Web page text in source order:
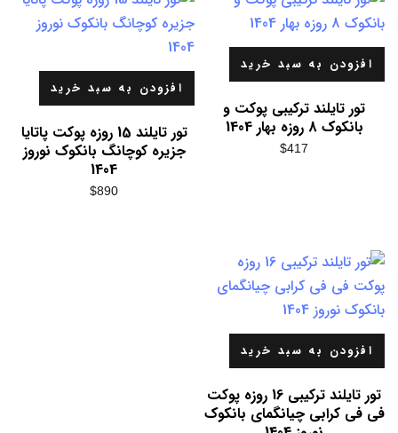
افزودن به سبد خرید
تور تایلند ترکیبی پوکت و
بانکوک 8 روزه بهار 1404
$417
افزودن به سبد خرید
تور تایلند 15 روزه پوکت پاتایا
جزیره کوچانگ بانکوک نوروز
1404
$890
افزودن به سبد خرید
تور تایلند ترکیبی 16 روزه پوکت
فی فی کرابی چیانگمای بانکوک